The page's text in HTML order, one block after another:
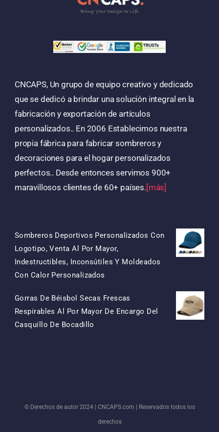
CNCAPS, Un grupo de equipo creativo y dedicado
que se dedicó a brindar una solución integral en la
fabricación y exportación de artículos
personalizados.. En 2006 Establecimos nuestra
propia fábrica para fabricar sombreros y
decoraciones para el hogar personalizados
perfectos.. Desde entonces servimos 900+
maravillosos clientes de 60+ países. [más]
Sombreros Deportivos Personalizados Con
Logotipo, Venta Al Por Mayor,
Indestructibles, Inconsútiles Y Moldeados
Con Calor Personalizados
Original
Era:
Actual
Es:
Gorras De Béisbol Secas Frescas
Respirables Al Por Mayor De Encargo Del
Casquillo De Bocadillo
© Derechos de autor 2024 | CNCAPS.com | Reservados todos los
derechos